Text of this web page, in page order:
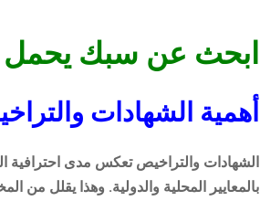
ابحث عن سبك يحمل
أهمية الشهادات
الشهادات والتراخيص تعكس مدى احترافية
بالمعايير المحلية والدولية. وهذا يقلل من